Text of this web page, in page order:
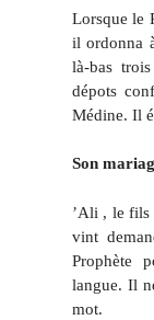
Lorsque le
il ordonna
là-bas
dépots
Médine. Il
Son
’Ali , le fils
vint
Prophète
langue. Il
mot.